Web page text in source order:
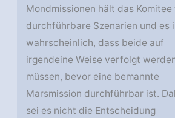
Mondmissionen hält das Komitee
durchführbare Szenarien und es
wahrscheinlich, dass beide auf
irgendeine Weise verfolgt
müssen, bevor eine bemannte
Marsmission durchführbar ist.
sei es nicht die Entscheidung